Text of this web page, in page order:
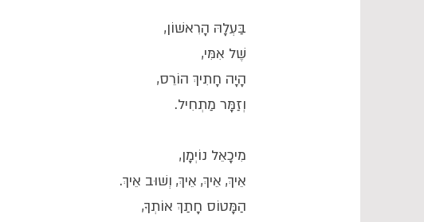
בַּעְלָהּ הָרִאשׁוֹן,
שֶׁל אִמִּי,
הָיָה חָתִיךְ הוֹרֵס,
וְזַמָּר מַתְחִיל.
מִיכָאֵל נוֹיְמָן,
אֵיךְ, אֵיךְ, אֵיךְ, וְשׁוּב אֵיךְ.
הַמָּטוֹס חָתַךְ אוֹתְךָ,